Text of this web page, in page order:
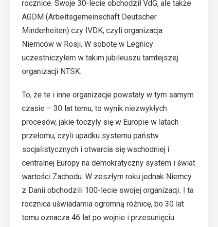
rocznice. Swoje 30-lecie obchodził VdG, ale także
AGDM (Arbeitsgemeinschaft Deutscher
Minderheiten) czy IVDK, czyli organizacja
Niemców w Rosji. W sobotę w Legnicy
uczestniczyłem w takim jubileuszu tamtejszej
organizacji NTSK.
To, że te i inne organizacje powstały w tym samym
czasie – 30 lat temu, to wynik niezwykłych
procesów, jakie toczyły się w Europie w latach
przełomu, czyli upadku systemu państw
socjalistycznych i otwarcia się wschodniej i
centralnej Europy na demokratyczny system i świat
wartości Zachodu. W zeszłym roku jednak Niemcy
z Danii obchodzili 100-lecie swojej organizacji. I ta
rocznica uświadamia ogromną różnicę, bo 30 lat
temu oznacza 46 lat po wojnie i przesunięciu